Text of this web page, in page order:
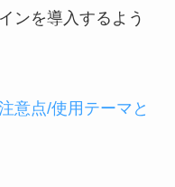
ンを導入するよう
意点/使用テーマと